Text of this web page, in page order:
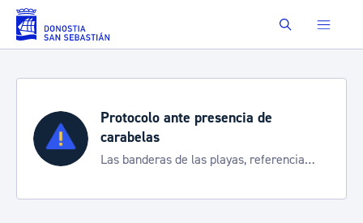
Saltar al contenido principal Buscar
Protocolo ante presencia de
carabelas
Las banderas de las playas, referencia